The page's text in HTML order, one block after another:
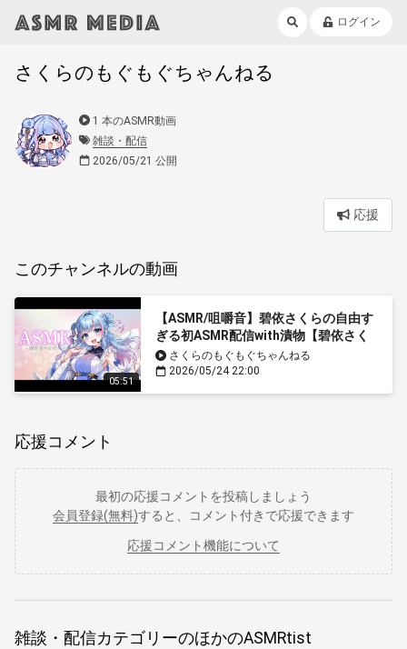
ログイン
さくらのもぐもぐちゃんねる
1 本のASMR動画
雑談・配信
2026/05/21 公開
応援
このチャンネルの動画
05:51
【ASMR/咀嚼音】碧依さくらの自由す
ぎる初ASMR配信with漬物【碧依さく
ら】さくらのもぐもぐちゃんねる
2026/05/24 22:00
応援コメント
最初の応援コメントを投稿しましょう
会員登録(無料)すると、コメント付きで応援できます
応援コメント機能について
雑談・配信カテゴリーのほかのASMRtist